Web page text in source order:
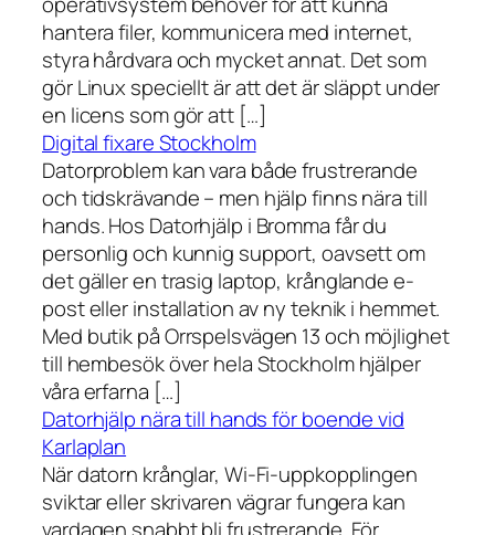
hantera filer, kommunicera med internet,
styra hårdvara och mycket annat. Det som
gör Linux speciellt är att det är släppt under
en licens som gör att […]
Digital fixare Stockholm
Datorproblem kan vara både frustrerande
och tidskrävande – men hjälp finns nära till
hands. Hos Datorhjälp i Bromma får du
personlig och kunnig support, oavsett om
det gäller en trasig laptop, krånglande e-
post eller installation av ny teknik i hemmet.
Med butik på Orrspelsvägen 13 och möjlighet
till hembesök över hela Stockholm hjälper
våra erfarna […]
Datorhjälp nära till hands för boende vid
Karlaplan
När datorn krånglar, Wi-Fi-uppkopplingen
sviktar eller skrivaren vägrar fungera kan